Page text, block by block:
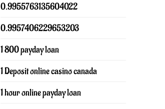
0.9955763135604022
0.9957406229653203
1 800 payday loan
1 Deposit online casino canada
1 hour online payday loan